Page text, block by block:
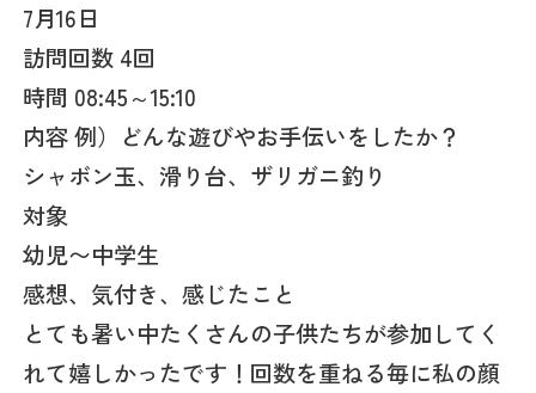
7月16日
訪問回数 4回
時間 08:45～15:10
内容 例）どんな遊びやお手伝いをしたか？
シャボン玉、滑り台、ザリガニ釣り
対象
幼児〜中学生
感想、気付き、感じたこと
とても暑い中たくさんの子供たちが参加してく
れて嬉しかったです！回数を重ねる毎に私の顔